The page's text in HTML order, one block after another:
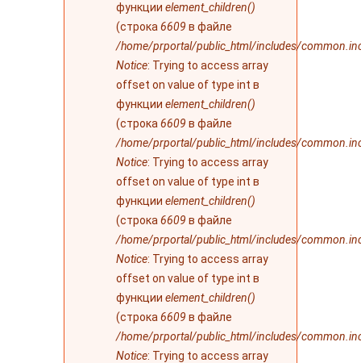
функции element_children()
(строка 6609 в файле
/home/prportal/public_html/includes/
Notice: Trying to access array
offset on value of type int в
функции element_children()
(строка 6609 в файле
/home/prportal/public_html/includes/
Notice: Trying to access array
offset on value of type int в
функции element_children()
(строка 6609 в файле
/home/prportal/public_html/includes/
Notice: Trying to access array
offset on value of type int в
функции element_children()
(строка 6609 в файле
/home/prportal/public_html/includes/
Notice: Trying to access array